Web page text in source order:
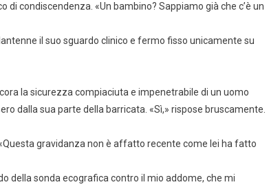
condiscendenza. «Un bambino? Sappiamo già che c’è un
il suo sguardo clinico e fermo fisso unicamente su
la sicurezza compiaciuta e impenetrabile di un uomo
dalla sua parte della barricata. «Sì,» rispose bruscamente.
gravidanza non è affatto recente come lei ha fatto
della sonda ecografica contro il mio addome, che mi